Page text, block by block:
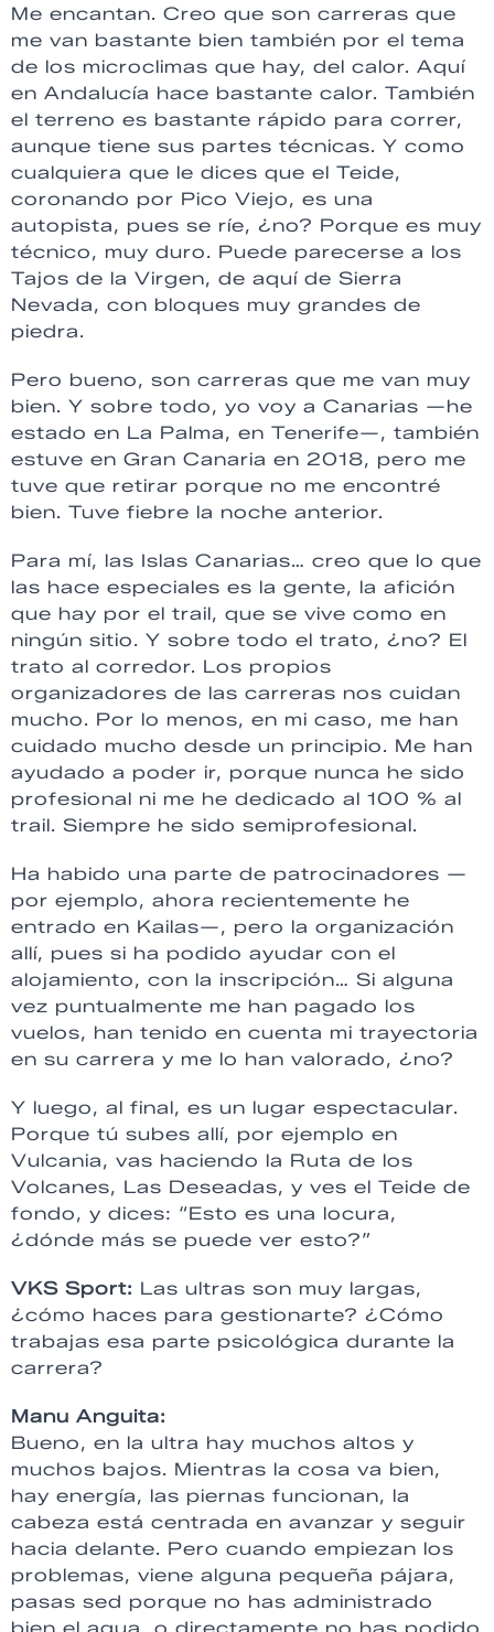
Me encantan. Creo que son carreras que
me van bastante bien también por el tema
de los microclimas que hay, del calor. Aquí
en Andalucía hace bastante calor. También
el terreno es bastante rápido para correr,
aunque tiene sus partes técnicas. Y como
cualquiera que le dices que el Teide,
coronando por Pico Viejo, es una
autopista, pues se ríe, ¿no? Porque es muy
técnico, muy duro. Puede parecerse a los
Tajos de la Virgen, de aquí de Sierra
Nevada, con bloques muy grandes de
piedra.
Pero bueno, son carreras que me van muy
bien. Y sobre todo, yo voy a Canarias —he
estado en La Palma, en Tenerife—, también
estuve en Gran Canaria en 2018, pero me
tuve que retirar porque no me encontré
bien. Tuve fiebre la noche anterior.
Para mí, las Islas Canarias… creo que lo que
las hace especiales es la gente, la afición
que hay por el trail, que se vive como en
ningún sitio. Y sobre todo el trato, ¿no? El
trato al corredor. Los propios
organizadores de las carreras nos cuidan
mucho. Por lo menos, en mi caso, me han
cuidado mucho desde un principio. Me han
ayudado a poder ir, porque nunca he sido
profesional ni me he dedicado al 100 % al
trail. Siempre he sido semiprofesional.
Ha habido una parte de patrocinadores —
por ejemplo, ahora recientemente he
entrado en Kailas—, pero la organización
allí, pues si ha podido ayudar con el
alojamiento, con la inscripción… Si alguna
vez puntualmente me han pagado los
vuelos, han tenido en cuenta mi trayectoria
en su carrera y me lo han valorado, ¿no?
Y luego, al final, es un lugar espectacular.
Porque tú subes allí, por ejemplo en
Vulcania, vas haciendo la Ruta de los
Volcanes, Las Deseadas, y ves el Teide de
fondo, y dices: “Esto es una locura,
¿dónde más se puede ver esto?”
VKS Sport: Las ultras son muy largas,
¿cómo haces para gestionarte? ¿Cómo
trabajas esa parte psicológica durante la
carrera?
Manu Anguita:
Bueno, en la ultra hay muchos altos y
muchos bajos. Mientras la cosa va bien,
hay energía, las piernas funcionan, la
cabeza está centrada en avanzar y seguir
hacia delante. Pero cuando empiezan los
problemas, viene alguna pequeña pájara,
pasas sed porque no has administrado